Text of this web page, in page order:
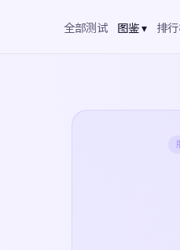
全部测试 图鉴 ▾ 排